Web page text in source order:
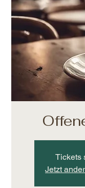
Tickets
Jetzt